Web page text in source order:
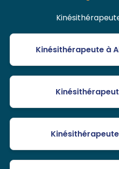
Kinésithérapeute à